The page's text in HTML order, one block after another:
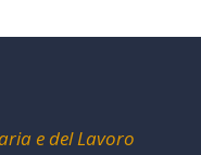
e del Lavoro